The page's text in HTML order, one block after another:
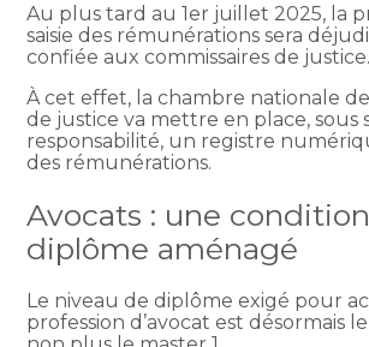
Au plus tard au 1er juillet 2025, la
saisie des rémunérations sera
confiée aux commissaires de justice.
À cet effet, la chambre nationale
de justice va mettre en place, sous
responsabilité, un registre
des rémunérations.
Avocats : une
diplôme aménagé
Le niveau de diplôme exigé pour
profession d’avocat est désormais